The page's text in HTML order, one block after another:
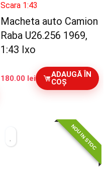
Scara 1:43
Macheta auto Camion
Raba U26.256 1969,
1:43 Ixo
180.00 lei
ADAUGĂ ÎN
COȘ
NOU IN STOC